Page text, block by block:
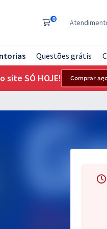
0
Questões grátis
site SÓ HOJE! Comprar